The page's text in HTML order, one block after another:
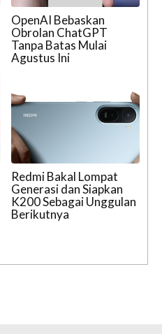
OpenAI Bebaskan
Obrolan ChatGPT
Tanpa Batas Mulai
Agustus Ini
Redmi Bakal Lompat
Generasi dan Siapkan
K200 Sebagai Unggulan
Berikutnya